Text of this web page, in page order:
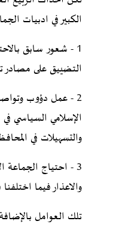
الكبير في ادبيات
1 - شعور سابق
التضييق على مصادر
2 - عمل دؤوب
الإسلامي السياسي
والتسهيلات في
3 - احتياج
والاعذار فيما
تلك العوامل